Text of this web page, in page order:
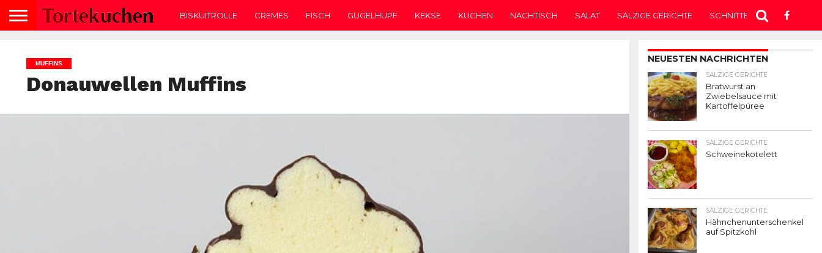
BISKUITROLLE CREMES FISCH GUGELHUPF KEKSE KUCHEN NACHTISCH SALAT SALZIGE GERICHTE SCHNITTEN SUPPE
MUFFINS
Donauwellen Muffins
NEUESTEN NACHRICHTEN
SALZIGE GERICHTE
Bratwurst an
Zwiebelsauce mit
Kartoffelpüree
SALZIGE GERICHTE
Schweinekotelett
SALZIGE GERICHTE
Hähnchenunterschenkel
auf Spitzkohl